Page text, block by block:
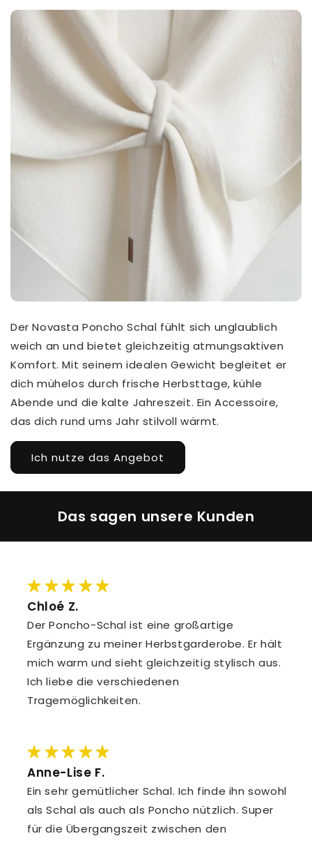
Der Novasta Poncho Schal fühlt sich unglaublich
weich an und bietet gleichzeitig atmungsaktiven
Komfort. Mit seinem idealen Gewicht begleitet er
dich mühelos durch frische Herbsttage, kühle
Abende und die kalte Jahreszeit. Ein Accessoire,
das dich rund ums Jahr stilvoll wärmt.
Ich nutze das Angebot
Das sagen unsere Kunden
Chloé Z.
Der Poncho-Schal ist eine großartige
Ergänzung zu meiner Herbstgarderobe. Er hält
mich warm und sieht gleichzeitig stylisch aus.
Ich liebe die verschiedenen
Tragemöglichkeiten.
Anne-Lise F.
Ein sehr gemütlicher Schal. Ich finde ihn sowohl
als Schal als auch als Poncho nützlich. Super
für die Übergangszeit zwischen den